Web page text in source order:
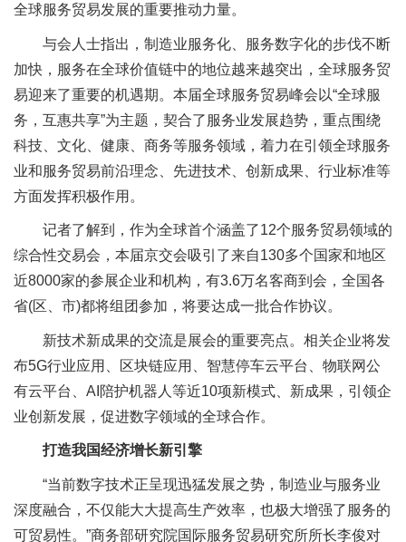
全球服务贸易发展的重要推动力量。
与会人士指出，制造业服务化、服务数字化的步伐不断
加快，服务在全球价值链中的地位越来越突出，全球服务贸
易迎来了重要的机遇期。本届全球服务贸易峰会以“全球服
务，互惠共享”为主题，契合了服务业发展趋势，重点围绕
科技、文化、健康、商务等服务领域，着力在引领全球服务
业和服务贸易前沿理念、先进技术、创新成果、行业标准等
方面发挥积极作用。
记者了解到，作为全球首个涵盖了12个服务贸易领域的
综合性交易会，本届京交会吸引了来自130多个国家和地区
近8000家的参展企业和机构，有3.6万名客商到会，全国各
省(区、市)都将组团参加，将要达成一批合作协议。
新技术新成果的交流是展会的重要亮点。相关企业将发
布5G行业应用、区块链应用、智慧停车云平台、物联网公
有云平台、AI陪护机器人等近10项新模式、新成果，引领企
业创新发展，促进数字领域的全球合作。
打造我国经济增长新引擎
“当前数字技术正呈现迅猛发展之势，制造业与服务业
深度融合，不仅能大大提高生产效率，也极大增强了服务的
可贸易性。”商务部研究院国际服务贸易研究所所长李俊对